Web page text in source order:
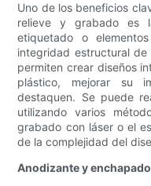
Uno de los beneficios
relieve y grabado es
etiquetado o
integridad estructural de
permiten crear diseños
plástico, mejorar su
destaquen. Se puede
utilizando varios
grabado con láser o el
de la complejidad del
Anodizante y enchapado